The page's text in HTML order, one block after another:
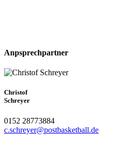
Anpsprechpartner
Christof
Schreyer
0152 28773884
c.schreyer@postbasketball.de